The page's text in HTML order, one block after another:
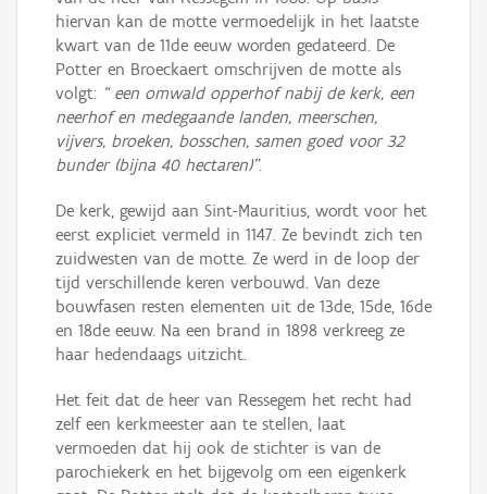
hiervan kan de motte vermoedelijk in het laatste
kwart van de 11de eeuw worden gedateerd. De
Potter en Broeckaert omschrijven de motte als
volgt: “ een omwald opperhof nabij de kerk, een
neerhof en medegaande landen, meerschen,
vijvers, broeken, bosschen, samen goed voor 32
bunder (bijna 40 hectaren)”.
De kerk, gewijd aan Sint-Mauritius, wordt voor het
eerst expliciet vermeld in 1147. Ze bevindt zich ten
zuidwesten van de motte. Ze werd in de loop der
tijd verschillende keren verbouwd. Van deze
bouwfasen resten elementen uit de 13de, 15de, 16de
en 18de eeuw. Na een brand in 1898 verkreeg ze
haar hedendaags uitzicht.
Het feit dat de heer van Ressegem het recht had
zelf een kerkmeester aan te stellen, laat
vermoeden dat hij ook de stichter is van de
parochiekerk en het bijgevolg om een eigenkerk